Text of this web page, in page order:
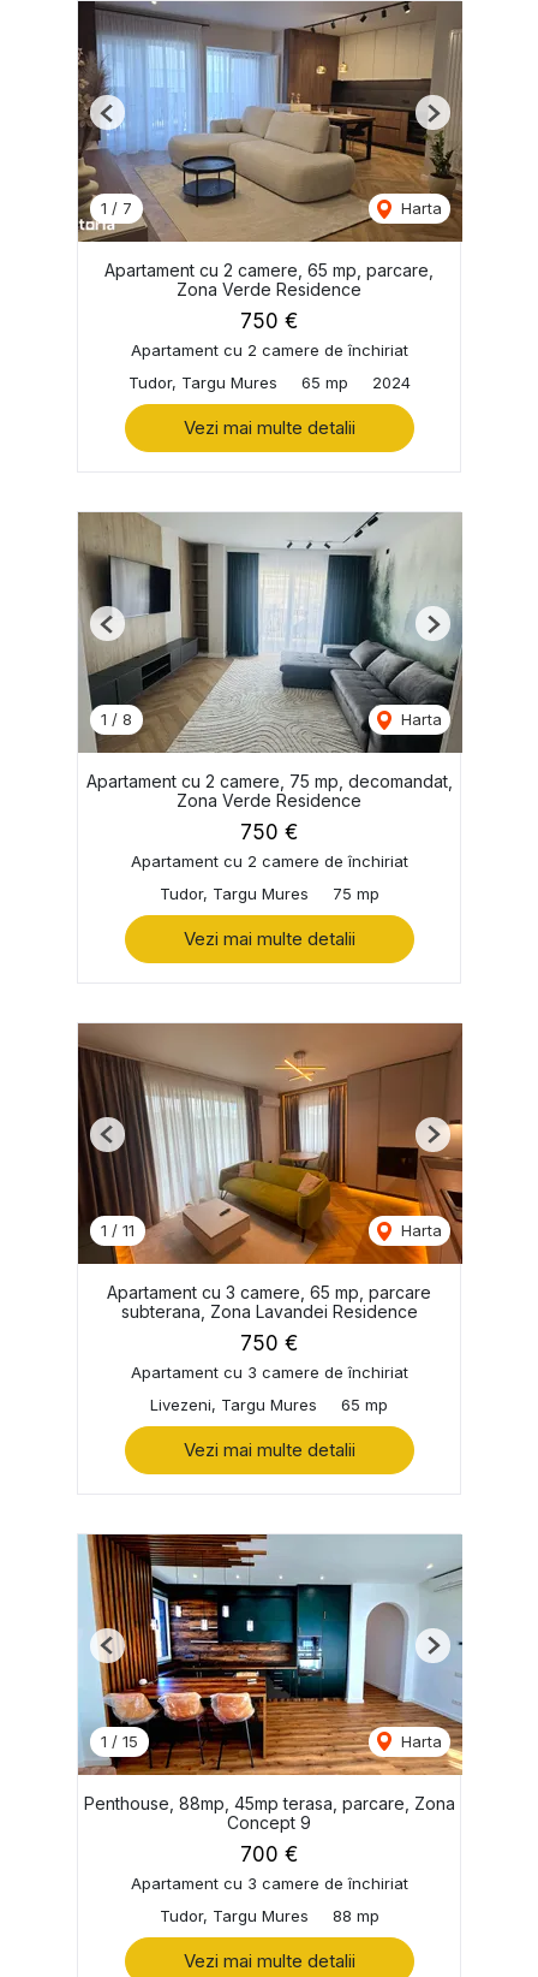
1 / 7 Harta
Previous Next
Apartament cu 2 camere, 65 mp, parcare,
Zona Verde Residence
750 €
Apartament cu 2 camere de închiriat
Tudor, Targu Mures
65 mp 2024
Vezi mai multe detalii
1 / 8 Harta
Previous Next
Apartament cu 2 camere, 75 mp, decomandat,
Zona Verde Residence
750 €
Apartament cu 2 camere de închiriat
Tudor, Targu Mures
75 mp
Vezi mai multe detalii
1 / 11 Harta
Previous Next
Apartament cu 3 camere, 65 mp, parcare
subterana, Zona Lavandei Residence
750 €
Apartament cu 3 camere de închiriat
Livezeni, Targu Mures
65 mp
Vezi mai multe detalii
1 / 15 Harta
Previous Next
Penthouse, 88mp, 45mp terasa, parcare, Zona
Concept 9
700 €
Apartament cu 3 camere de închiriat
Tudor, Targu Mures
88 mp
Vezi mai multe detalii